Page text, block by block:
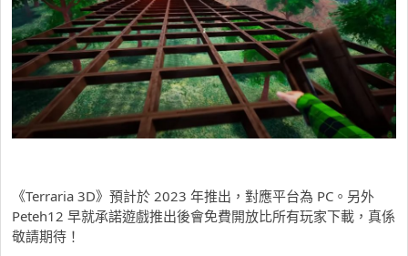
《Terraria 3D》預計於 2023 年推出，對應平台為 PC。另外
Peteh12 早就承諾遊戲推出後會免費開放比所有玩家下載，真係
敬請期待！